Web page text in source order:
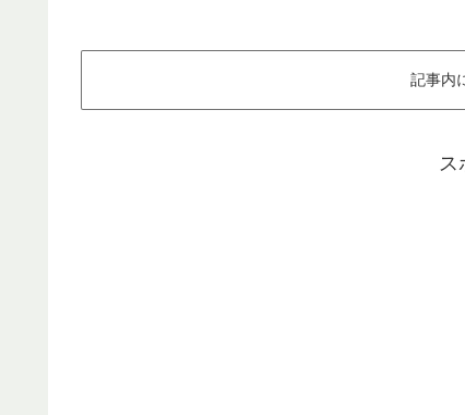
記事内
ス